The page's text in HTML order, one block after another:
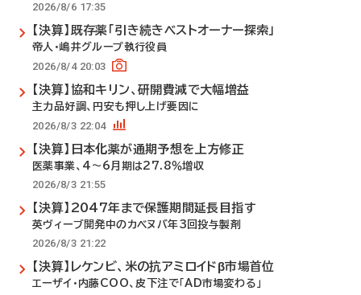
2026/8/6 17:35
【決算】既存薬「引き続きベストオーナー探索」
帝人・嶋井グループ執行役員
2026/8/4 20:03
【決算】協和キリン、研開費減で大幅増益
主力品好調、円安も押し上げ要因に
2026/8/3 22:04
【決算】日本化薬が通期予想を上方修正
医薬事業、4～6月期は27.8％増収
2026/8/3 21:55
【決算】2047年まで保護期間延長目指す
英ヴィーブ開発中のカベヌバ年3回投与製剤
2026/8/3 21:22
【決算】レケンビ、米の抗アミロイドβ市場首位
エーザイ・内藤COO、皮下注で「AD市場変わる」